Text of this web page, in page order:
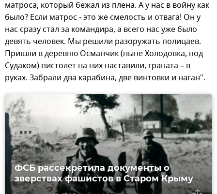
матроса, который бежал из плена. А у нас в войну как
было? Если матрос - это же смелость и отвага! Он у
нас сразу стал за командира, а всего нас уже было
девять человек. Мы решили разоружать полицаев.
Пришли в деревню Османчик (ныне Холодовка, под
Судаком) пистолет на них наставили, граната – в
руках. Забрали два карабина, две винтовки и наган".
ФСБ рассекретила документы о
зверствах фашистов в Старом Крыму